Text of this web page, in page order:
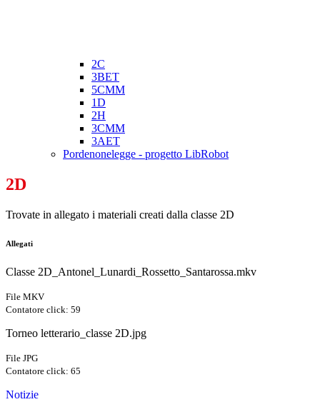
2C
3BET
5CMM
1D
2H
3CMM
3AET
Pordenonelegge - progetto LibRobot
2D
Trovate in allegato i materiali creati dalla classe 2D
Allegati
Classe 2D_Antonel_Lunardi_Rossetto_Santarossa.mkv
File MKV
Contatore click: 59
Torneo letterario_classe 2D.jpg
File JPG
Contatore click: 65
Notizie